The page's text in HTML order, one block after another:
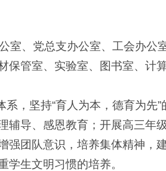
、党总支办公室、工会办公
管室、实验室、图书室、计
，坚持“育人为本，德育为先
辅导、感恩教育；开展高三年
强团队意识，培养集体精神，
学生文明习惯的培养。